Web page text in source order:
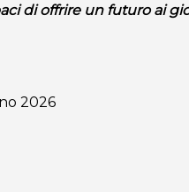
di offrire un futuro ai
2026